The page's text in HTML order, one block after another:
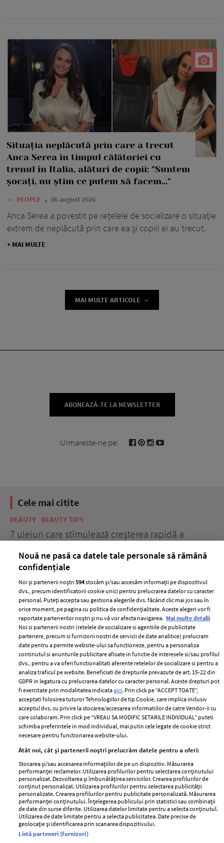
Situația neplăcută prin care a trecut
Anca Serea în timpul călătoriei cu
trenul în Italia, alături de copii: "Suntem
șocați, nu știm ce putem să facem..."
— PEOPLE 06 august 2026
Anca Serea a povestit pe rețelele de socializare o situație
extrem de neplăcută prin care ea și copiii ei au trecut.
+ MAI MULTE
MAI MULTE ARTICOLE
ABONEAZĂ-TE LA NEWSLETTER
Urmareste-ne pe:
Cele mai citite
BEAUTY BEAUTY TIPS
7 uleiuri care stimulează creșterea rapidă a
ELLE Style Awards
2024
Despre ELLE
Romania
Contact
Abonamente
Termeni si conditii
Politica de
confidențialitate
Politica de cookies
Publicitate
GSP
Unica
Baby
Retete
femei
Viva
Avantaje
Retete practice
Pariază responsabil! Decizia ONJN nr. 821/25.09.2025.
Jocurile de noroc sunt interzise minorilor.
Nouă ne pasă ca datele tale personale să rămână
confidențiale
Noi și partenerii noștri594stocăm și/sau accesăm informații pe dispozitivul
dvs., precum identificatorii cookie unici pentru prelucrarea datelor cu caracter
personal. Puteți accepta sau gestiona alegerile dvs. făcând clic mai jos sau în
orice moment, pe pagina cu politica de confidențialitate. Aceste alegeri vor fi
raportate partenerilor noștri și nu vă vor afecta navigarea. Mai multe detalii
Noi si partenerii nostri (retelele de socializare si agentiile de publicitate
partenere, precum si furnizorii nostri de servicii de date analitice) prelucram
date pentru a permite website-ului sa functioneze, pentru a personaliza
continutul si anunturile publicitare afisate in functie de interesele si/sau profilul
dvs., pentru a va oferi functionalitati aferente retelelor de socializare si pentru a
analiza traficul pe website. Beneficiati de drepturile prevazute de art. 15-22 din
GDPR in legatura cu prelucrarea datelor cu caracter personal. Aceste drepturi pot
fi exercitate prin modalitatea indicataaici. Prin click pe “ACCEPT TOATE”,
acceptati folosirea tuturor Tehnologiilor de tip Cookie, care implica inclusiv
acceptul dvs. cu privire la stocarea/accesarea informatiilor de catre Vendor-ii cu
care colaboram. Prin click pe “VREAU SA MODIFIC SETARILE INDIVIDUAL” puteti
schimba preferintele in mod individual, mai putin cele legate de cookie strict
necesare pentru functionarea website-ului.
Atât noi, cât și partenerii noștri prelucrăm datele pentru a oferi:
Stocarea și/sau accesarea informațiilor de pe un dispozitiv. Măsurarea
performanței reclamelor. Utilizarea profilurilor pentru selectarea conținutului
personalizat. Dezvoltarea și îmbunătățirea serviciilor. Crearea profilurilor de
conținut personalizat. Utilizarea profilurilor pentru selectarea publicității
personalizate. Crearea profilurilor pentru publicitate personalizată. Măsurarea
performanței conținutului. Înțelegerea publicului prin statistici sau combinații
de date din surse diferite. Utilizarea datelor limitate pentru a selecta conținutul.
Utilizarea de date limitate pentru a selecta publicitatea. Date precise de
geolocație și identificarea prin scanarea dispozitivului.
Listă parteneri (furnizori)